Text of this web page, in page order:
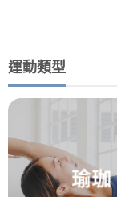
運動類型
瑜珈